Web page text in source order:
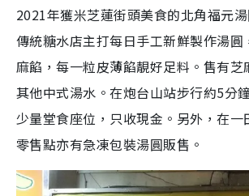
2021年獲米芝蓮街頭美食的北角福元
傳統糖水店主打每日手工新鮮製作湯圓
麻餡，每一粒皮薄餡靚好足料。售有芝
其他中式湯水。在炮台山站步行約5分
少量堂食座位，只收現金。另外，在
零售點亦有急凍包裝湯圓販售。